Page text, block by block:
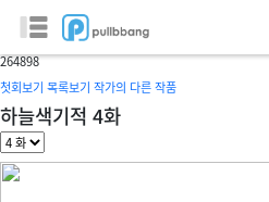
글/그림 :조종원
264898
첫회보기 목록보기 작가의 다른 작품
하늘색기적 4화